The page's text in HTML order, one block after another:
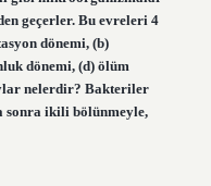
geçerler. Bu evreleri 4
dönemi, (b)
dönemi, (d) ölüm
nelerdir? Bakteriler
sonra ikili bölünmeyle,